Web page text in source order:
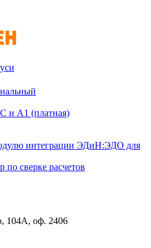
и А1 (платная)
интеграции ЭДиН:ЭДО для
по сверке расчетов
104А, оф. 2406